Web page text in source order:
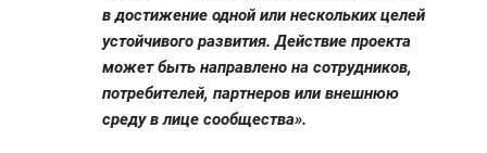
в достижение одной или нескольких целей
устойчивого развития. Действие проекта
может быть направлено на сотрудников,
потребителей, партнеров или внешнюю
среду в лице сообщества».